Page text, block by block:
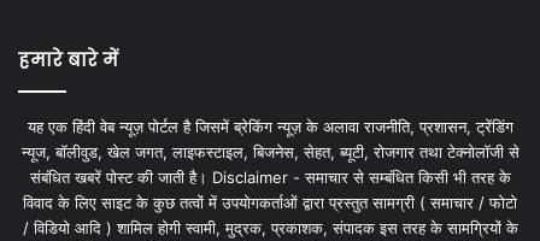
हमारे बारे में
यह एक हिंदी वेब न्यूज़ पोर्टल है जिसमें ब्रेकिंग न्यूज़ के अलावा राजनीति, प्रशासन, ट्रेंडिंग
न्यूज, बॉलीवुड, खेल जगत, लाइफस्टाइल, बिजनेस, सेहत, ब्यूटी, रोजगार तथा टेक्नोलॉजी से
संबंधित खबरें पोस्ट की जाती है। Disclaimer - समाचार से सम्बंधित किसी भी तरह के
विवाद के लिए साइट के कुछ तत्वों में उपयोगकर्ताओं द्वारा प्रस्तुत सामग्री ( समाचार / फोटो
/ विडियो आदि ) शामिल होगी स्वामी, मुद्रक, प्रकाशक, संपादक इस तरह के सामग्रियों के